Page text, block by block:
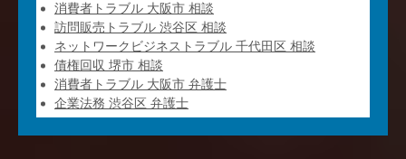
消費者トラブル 大阪市 相談
訪問販売トラブル 渋谷区 相談
ネットワークビジネストラブル 千代田区 相談
債権回収 堺市 相談
消費者トラブル 大阪市 弁護士
企業法務 渋谷区 弁護士